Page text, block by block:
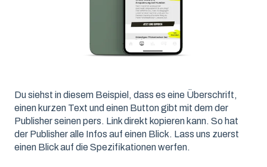
Du siehst in diesem Beispiel, dass es eine Überschrift,
einen kurzen Text und einen Button gibt mit dem der
Publisher seinen pers. Link direkt kopieren kann. So hat
der Publisher alle Infos auf einen Blick. Lass uns zuerst
einen Blick auf die Spezifikationen werfen.